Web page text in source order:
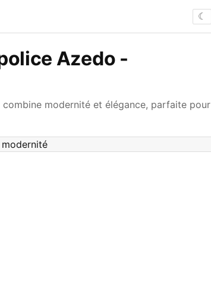
☾
Azedo -
combine modernité et élégance, parfaite pour